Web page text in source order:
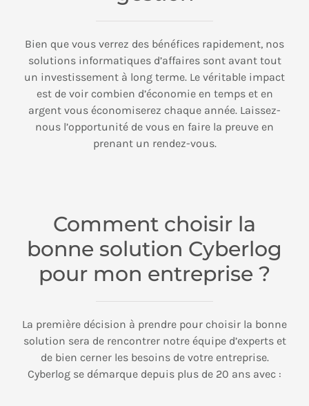
Bien que vous verrez des bénéfices rapidement, nos
solutions informatiques d’affaires sont avant tout
un investissement à long terme. Le véritable impact
est de voir combien d’économie en temps et en
argent vous économiserez chaque année. Laissez-
nous l’opportunité de vous en faire la preuve en
prenant un rendez-vous.
Comment choisir la
bonne solution Cyberlog
pour mon entreprise ?
La première décision à prendre pour choisir la bonne
solution sera de rencontrer notre équipe d’experts et
de bien cerner les besoins de votre entreprise.
Cyberlog se démarque depuis plus de 20 ans avec :